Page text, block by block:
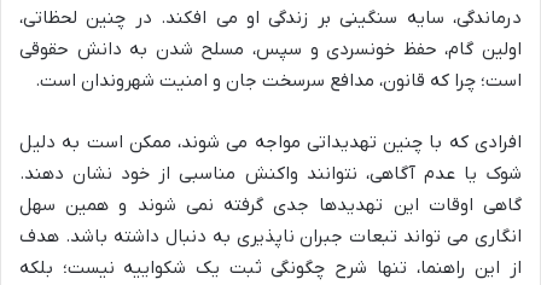
درماندگی، سایه سنگینی بر زندگی او می افکند. در چنین لحظاتی،
اولین گام، حفظ خونسردی و سپس، مسلح شدن به دانش حقوقی
است؛ چرا که قانون، مدافع سرسخت جان و امنیت شهروندان است.
افرادی که با چنین تهدیداتی مواجه می شوند، ممکن است به دلیل
شوک یا عدم آگاهی، نتوانند واکنش مناسبی از خود نشان دهند.
گاهی اوقات این تهدیدها جدی گرفته نمی شوند و همین سهل
انگاری می تواند تبعات جبران ناپذیری به دنبال داشته باشد. هدف
از این راهنما، تنها شرح چگونگی ثبت یک شکواییه نیست؛ بلکه